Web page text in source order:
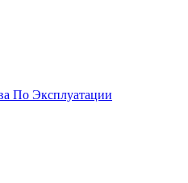
По Эксплуатации